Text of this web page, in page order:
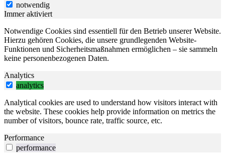
notwendig
Immer aktiviert
Notwendige Cookies sind essentiell für den Betrieb unserer Website.
Hierzu gehören Cookies, die unsere grundlegenden Website-
Funktionen und Sicherheitsmaßnahmen ermöglichen – sie sammeln
keine personenbezogenen Daten.
Analytics
analytics
Analytical cookies are used to understand how visitors interact with
the website. These cookies help provide information on metrics the
number of visitors, bounce rate, traffic source, etc.
Performance
performance